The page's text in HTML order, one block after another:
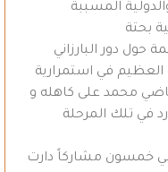
المسببة
بحتة
حول دور البارزاني
العظيم في استمرارية
قاضي محمد على كاهله و
في تلك المرحلة
خمسون مشاركاً دارت